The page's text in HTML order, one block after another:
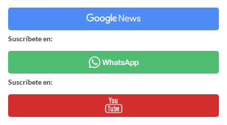
Suscríbete en:
Suscríbete en: